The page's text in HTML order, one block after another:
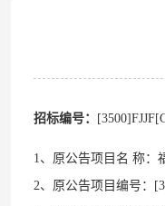
招标编号：
1、原公告项目名 称：
2、原公告项目编号：